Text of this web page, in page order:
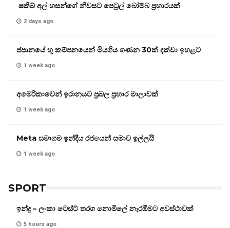
ෂකීබ් අල් හසන්ගේ නිවසට පෙට්‍රල් බෝම්බ ප්‍රහාරයක්
2 days ago
ජපානයේ භූ කම්පනයෙන් මියගිය ගණන 30ක් දක්වා ඉහළට
1 week ago
අමෙරිකාවෙන් ඉරානයට ප්‍රබල ප්‍රහාර මාලාවක්
1 week ago
Meta සමාගම ඉන්දීය රජයෙන් සමාව ඉල්ලයි
1 week ago
SPORT
ඉන්දු – ලංකා ටෙස්ට් තරග නොමිලේ නැරඹීමට අවස්ථාවක්
5 hours ago